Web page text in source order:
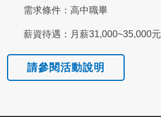
需求條件：高中職畢
薪資待遇：月薪31,000~35,000元